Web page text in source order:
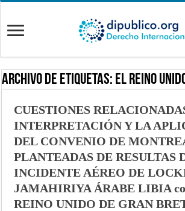
Archivo de Etiquetas: El Reino
CUESTIONES
INTERPRETACIÓN Y LA
DEL CONVENIO DE
PLANTEADAS DE RESULTAS
INCIDENTE AÉREO DE
JAMAHIRIYA ÁRABE LIBIA
REINO UNIDO DE GRAN